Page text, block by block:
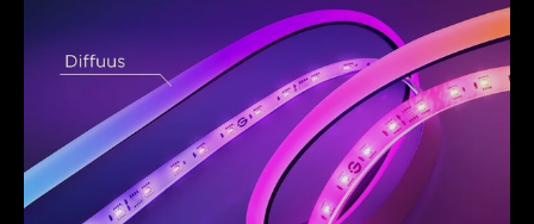
Wat klanten zeggen
Light effects Product quality App control
0